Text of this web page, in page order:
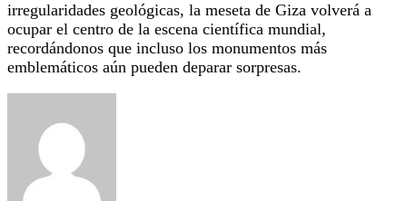
irregularidades geológicas, la meseta de Giza volverá a
ocupar el centro de la escena científica mundial,
recordándonos que incluso los monumentos más
emblemáticos aún pueden deparar sorpresas.